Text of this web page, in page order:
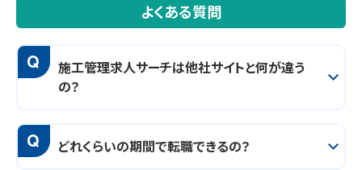
よくある質問
Q
施工管理求人サーチは他社サイトと何が違う
の？
Q どれくらいの期間で転職できるの？